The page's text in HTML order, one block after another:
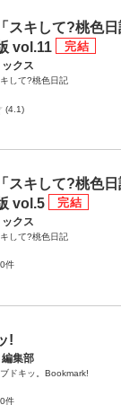
スキして?桃色
vol.11
クス
して?桃色日記
(4.1)
スキして?桃色
vol.5
クス
して?桃色日記
件
!
集部
ドキッ。Bookmark!
件